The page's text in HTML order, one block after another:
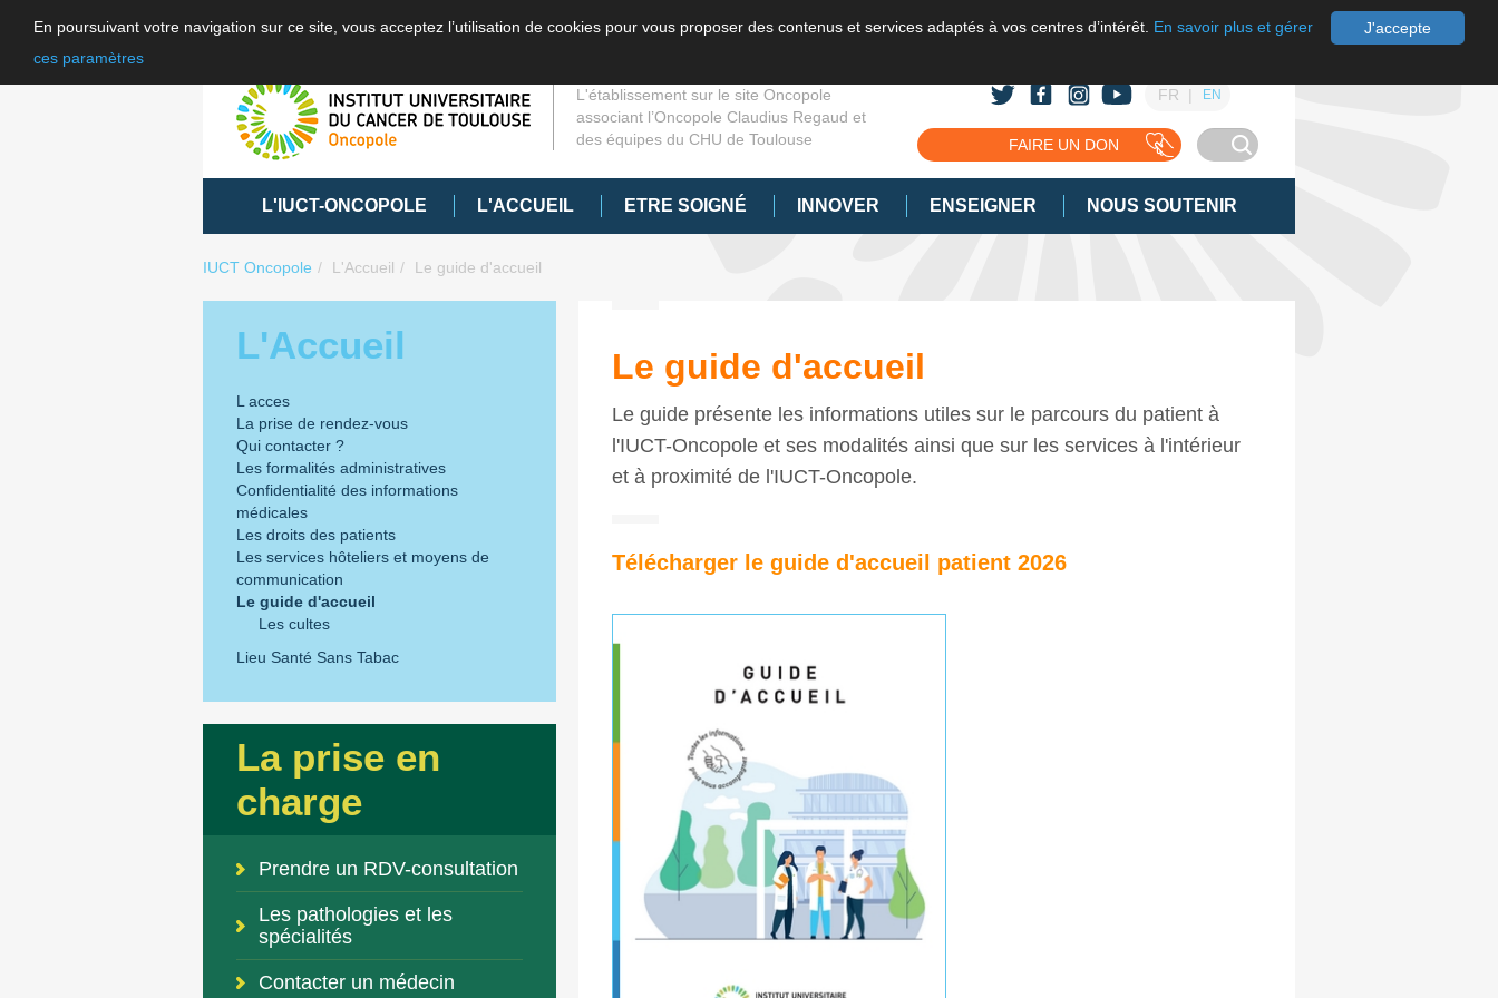
J'accepte
En poursuivant votre navigation sur ce site, vous acceptez l’utilisation de cookies pour vous proposer des contenus et services adaptés à vos centres d’intérêt. En savoir plus et gérer
ces paramètres
L'établissement sur le site Oncopole
associant l’Oncopole Claudius Regaud et
des équipes du CHU de Toulouse
FR EN
FAIRE UN DON
L'IUCT-ONCOPOLE L'ACCUEIL ETRE SOIGNÉ INNOVER ENSEIGNER NOUS SOUTENIR
IUCT Oncopole L'Accueil Le guide d'accueil
L'Accueil
L acces
La prise de rendez-vous
Qui contacter ?
Les formalités administratives
Confidentialité des informations
médicales
Les droits des patients
Les services hôteliers et moyens de
communication
Le guide d'accueil
Les cultes
Lieu Santé Sans Tabac
La prise en
charge
Prendre un RDV-consultation
Les pathologies et les
spécialités
Contacter un médecin
Le guide d'accueil
Le guide présente les informations utiles sur le parcours du patient à
l'IUCT-Oncopole et ses modalités ainsi que sur les services à l'intérieur
et à proximité de l'IUCT-Oncopole.
Télécharger le guide d'accueil patient 2026